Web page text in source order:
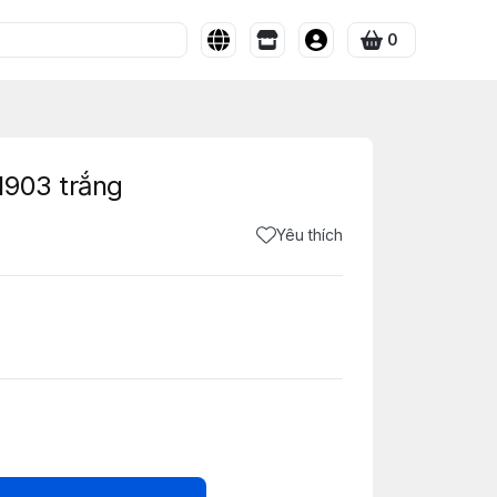
0
trắng
Yêu thích